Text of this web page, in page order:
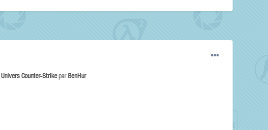
Univers Counter-Strikepar BenHur